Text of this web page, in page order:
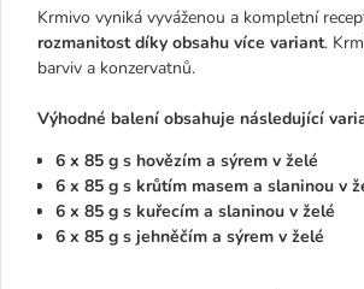
Krmivo vyniká vyváženou a kompletní
rozmanitost díky obsahu více variant.
barviv a konzervatnů.
Výhodné balení obsahuje následující
6 x 85 g s hovězím a sýrem v želé
6 x 85 g s krůtím masem a slaninou v
6 x 85 g s kuřecím a slaninou v želé
6 x 85 g s jehněčím a sýrem v želé